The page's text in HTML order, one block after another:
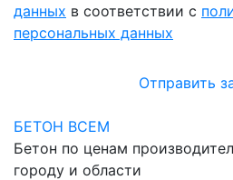
данных в соответствии с
персональных данных
Отправить
БЕТОН ВСЕМ
Бетон по ценам
городу и области